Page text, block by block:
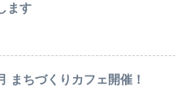
ます
まちづくりカフェ開催！